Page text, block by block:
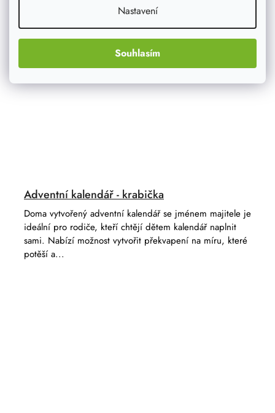
Nastavení
Souhlasím
Adventní kalendář - krabička
Doma vytvořený adventní kalendář se jménem majitele je
ideální pro rodiče, kteří chtějí dětem kalendář naplnit
sami. Nabízí možnost vytvořit překvapení na míru, které
potěší a...